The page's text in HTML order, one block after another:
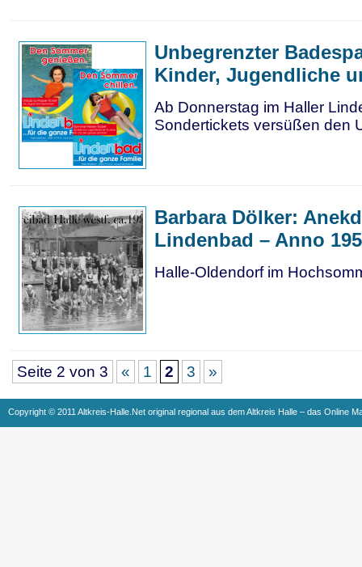
Unbegrenzter
Kinder, Jugendliche
Ab Donnerstag im Haller
Sondertickets versüßen den
Barbara Dölker:
Lindenbad – Anno
Halle-Oldendorf im
Seite 2 von 3 « 1 2 3 »
Copyright © 2011 Altkreis-Halle.Net original regional aus dem Altkreis Halle – das Online